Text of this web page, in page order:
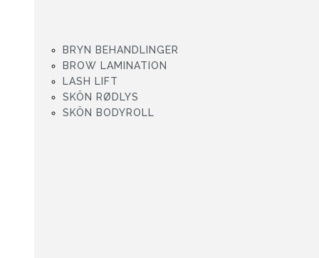
BRYN BEHANDLINGER
BROW LAMINATION
LASH LIFT
SKÖN RØDLYS
SKÖN BODYROLL